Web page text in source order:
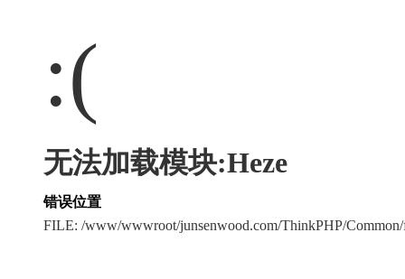
:(
无法加载模块:Heze
错误位置
FILE: /www/wwwroot/junsenwood.com/ThinkPHP/